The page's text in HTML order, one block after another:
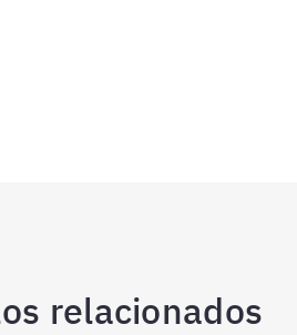
relacionados